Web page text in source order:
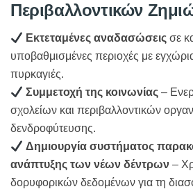
Περιβαλλοντικών
Εκτεταμένες αναδασώσεις σε
υποβαθμισμένες περιοχές με
πυρκαγιές.
Συμμετοχή της κοινωνίας –
σχολείων και περιβαλλοντικών
δενδροφύτευσης.
Δημιουργία συστήματος
ανάπτυξης των νέων δέντρων –
δορυφορικών δεδομένων για τη